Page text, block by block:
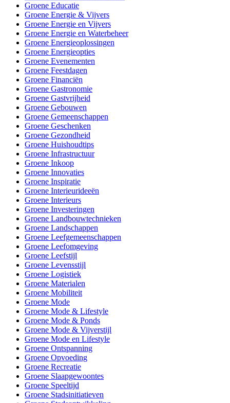
Groene Educatie
Groene Energie & Vijvers
Groene Energie en Vijvers
Groene Energie en Waterbeheer
Groene Energieoplossingen
Groene Energieopties
Groene Evenementen
Groene Feestdagen
Groene Financiën
Groene Gastronomie
Groene Gastvrijheid
Groene Gebouwen
Groene Gemeenschappen
Groene Geschenken
Groene Gezondheid
Groene Huishoudtips
Groene Infrastructuur
Groene Inkoop
Groene Innovaties
Groene Inspiratie
Groene Interieurideeën
Groene Interieurs
Groene Investeringen
Groene Landbouwtechnieken
Groene Landschappen
Groene Leefgemeenschappen
Groene Leefomgeving
Groene Leefstijl
Groene Levensstijl
Groene Logistiek
Groene Materialen
Groene Mobiliteit
Groene Mode
Groene Mode & Lifestyle
Groene Mode & Ponds
Groene Mode & Vijverstijl
Groene Mode en Lifestyle
Groene Ontspanning
Groene Opvoeding
Groene Recreatie
Groene Slaapgewoontes
Groene Speeltijd
Groene Stadsinitiatieven